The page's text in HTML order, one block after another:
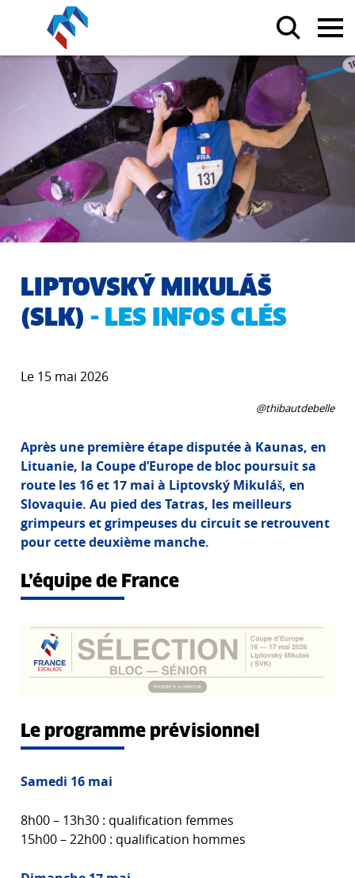
LIPTOVSKÝ MIKULÁŠ
(SLK) - LES INFOS CLÉS
Le 15 mai 2026
@thibautdebelle
Après une première étape disputée à Kaunas, en
Lituanie, la Coupe d’Europe de bloc poursuit sa
route les 16 et 17 mai à Liptovský Mikuláš, en
Slovaquie. Au pied des Tatras, les meilleurs
grimpeurs et grimpeuses du circuit se retrouvent
pour cette deuxième manche.
L’équipe de France
Le programme prévisionnel
Samedi 16 mai
8h00 – 13h30 : qualification femmes
15h00 – 22h00 : qualification hommes